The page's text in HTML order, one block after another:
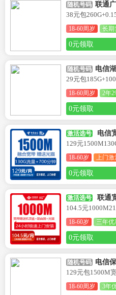
随机号码 联通
38元包
18-60周岁 长期
0元领取
随机号码 电信
29元包
18-60周岁 2年
0元领取
激活选号
电信
129元
18-60岁 上门激
0元领取
激活选号
联通
104.5元
18-60岁 三年优
0元领取
随机号码 电信
129元包1500M
18-60周岁 3年